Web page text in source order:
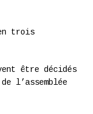
trois
être décidés
l’assemblée